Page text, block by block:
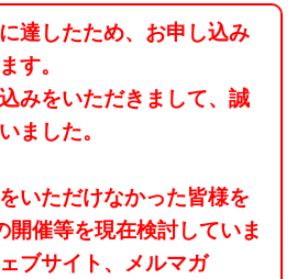
達したため、お申し込み
す。
みをいただきまして、誠
ました。
いただけなかった皆様を
開催等を現在検討していま
ブサイト、メルマガ